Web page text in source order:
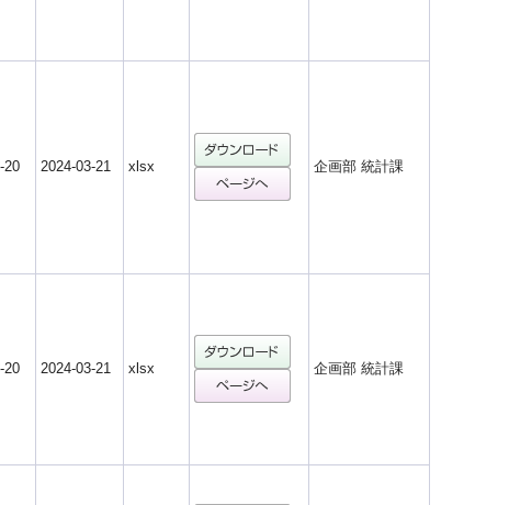
20 2024-03-21 xlsx 企画部 統計課
20 2024-03-21 xlsx 企画部 統計課